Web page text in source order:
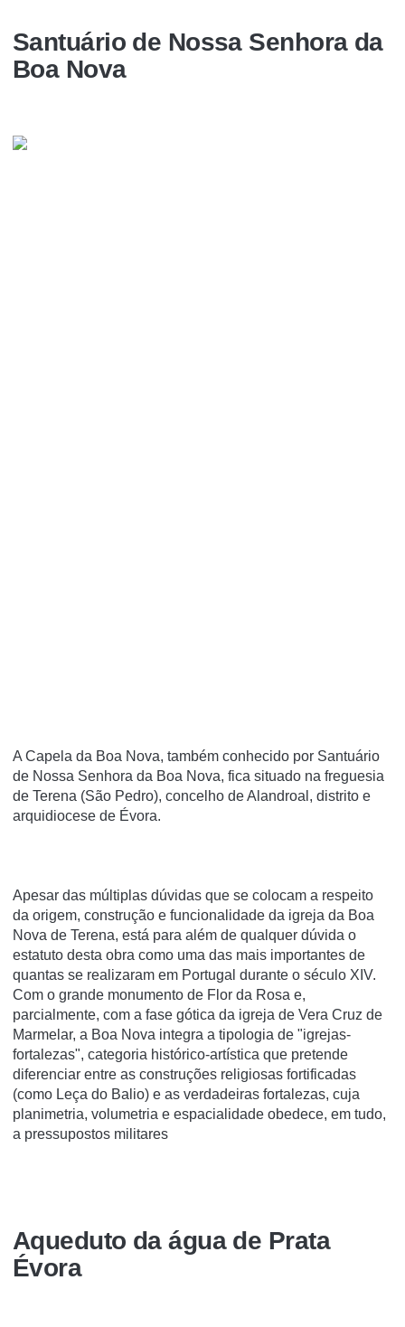
Santuário de Nossa Senhora da
Boa Nova
A Capela da Boa Nova, também conhecido por Santuário
de Nossa Senhora da Boa Nova, fica situado na freguesia
de Terena (São Pedro), concelho de Alandroal, distrito e
arquidiocese de Évora.
Apesar das múltiplas dúvidas que se colocam a respeito
da origem, construção e funcionalidade da igreja da Boa
Nova de Terena, está para além de qualquer dúvida o
estatuto desta obra como uma das mais importantes de
quantas se realizaram em Portugal durante o século XIV.
Com o grande monumento de Flor da Rosa e,
parcialmente, com a fase gótica da igreja de Vera Cruz de
Marmelar, a Boa Nova integra a tipologia de "igrejas-
fortalezas", categoria histórico-artística que pretende
diferenciar entre as construções religiosas fortificadas
(como Leça do Balio) e as verdadeiras fortalezas, cuja
planimetria, volumetria e espacialidade obedece, em tudo,
a pressupostos militares
Aqueduto da água de Prata
Évora